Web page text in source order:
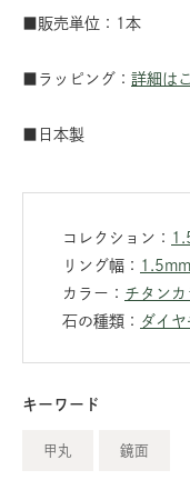
■販売単位：1本
■ラッピング： 詳細は
■日本製
コレクション：
リング幅： 1.5mm
カラー： チタンカ
石の種類： ダイヤ
キーワード
甲丸 鏡面